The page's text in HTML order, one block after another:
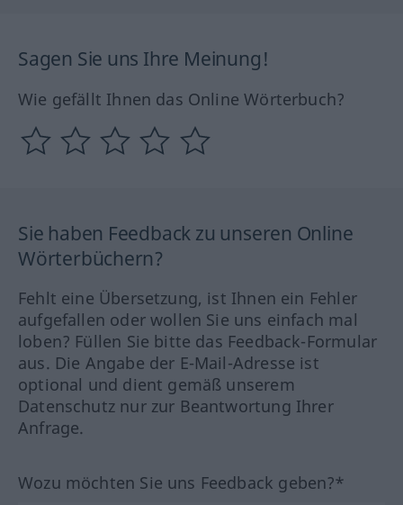
Sagen Sie uns Ihre Meinung!
Wie gefällt Ihnen das Online Wörterbuch?
Sie haben Feedback zu unseren Online
Wörterbüchern?
Fehlt eine Übersetzung, ist Ihnen ein Fehler
aufgefallen oder wollen Sie uns einfach mal
loben? Füllen Sie bitte das Feedback-Formular
aus. Die Angabe der E-Mail-Adresse ist
optional und dient gemäß unserem
Datenschutz nur zur Beantwortung Ihrer
Anfrage.
Wozu möchten Sie uns Feedback geben?*